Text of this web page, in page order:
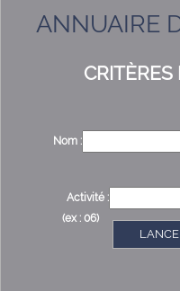
ANNUAIRE
Nom :
Activité :
(ex : 06)